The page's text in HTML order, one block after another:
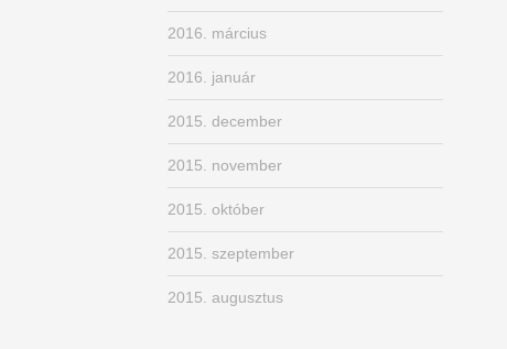
2016. március
2016. január
2015. december
2015. november
2015. október
2015. szeptember
2015. augusztus